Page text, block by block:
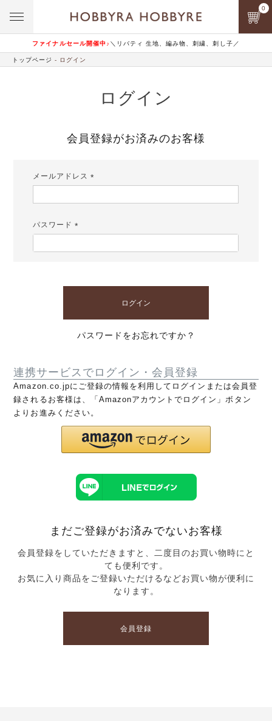
ファイナルセール開催中♪ ＼リバティ 生地、編み物、刺繍、刺し子／
0
トップページ ログイン
ログイン
会員登録がお済みのお客様
メールアドレス
パスワード
ログイン
パスワードをお忘れですか？
連携サービスでログイン・会員登録
Amazon.co.jpにご登録の情報を利用してログインまたは会員登
録されるお客様は、「Amazonアカウントでログイン」ボタン
よりお進みください。
まだご登録がお済みでないお客様
会員登録をしていただきますと、二度目のお買い物時にと
ても便利です。
お気に入り商品をご登録いただけるなどお買い物が便利に
なります。
会員登録